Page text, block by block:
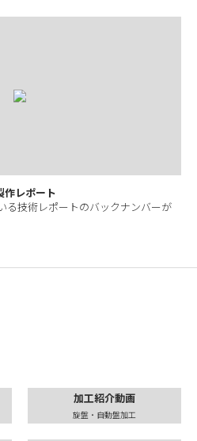
作レポート
る技術レポートのバックナンバーが
加工紹介動画
旋盤・自動盤加工